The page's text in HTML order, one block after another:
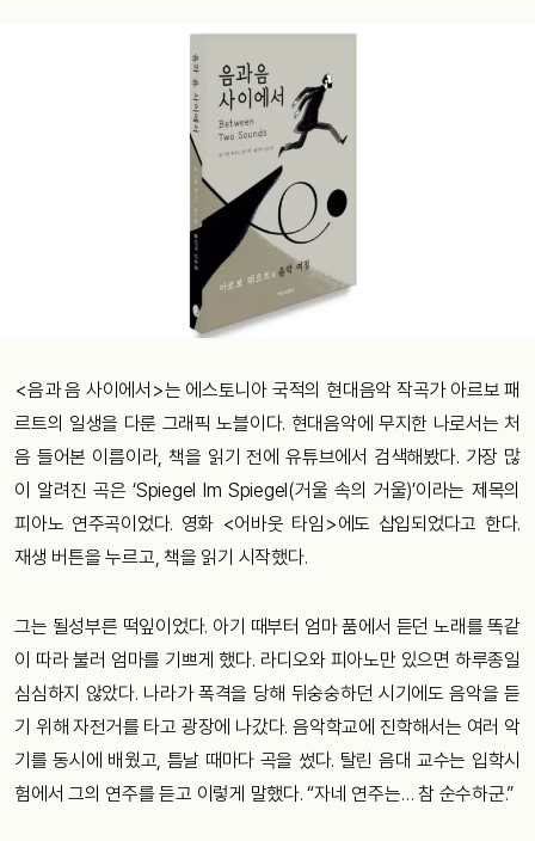
<음과 음 사이에서>는 에스토니아 국적의 현대음악 작곡가 아르보 패
르트의 일생을 다룬 그래픽 노블이다. 현대음악에 무지한 나로서는 처
음 들어본 이름이라, 책을 읽기 전에 유튜브에서 검색해봤다. 가장 많
이 알려진 곡은 ‘Spiegel Im Spiegel(거울 속의 거울)’이라는 제목의
피아노 연주곡이었다. 영화 <어바웃 타임>에도 삽입되었다고 한다.
재생 버튼을 누르고, 책을 읽기 시작했다.
그는 될성부른 떡잎이었다. 아기 때부터 엄마 품에서 듣던 노래를 똑같
이 따라 불러 엄마를 기쁘게 했다. 라디오와 피아노만 있으면 하루종일
심심하지 않았다. 나라가 폭격을 당해 뒤숭숭하던 시기에도 음악을 듣
기 위해 자전거를 타고 광장에 나갔다. 음악학교에 진학해서는 여러 악
기를 동시에 배웠고, 틈날 때마다 곡을 썼다. 탈린 음대 교수는 입학시
험에서 그의 연주를 듣고 이렇게 말했다. “자네 연주는… 참 순수하군.”